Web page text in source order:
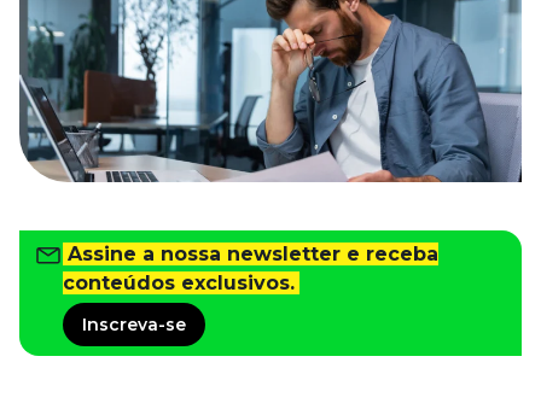
Para o Trabalhador
Tudo para facilitar a rotina
Imprensa
VR na Imprensa
Cursos
Cursos
Todos os Cursos
Explore o nosso acervo
Departamento Pessoal
Para simplificar os processos
Assine a nossa newsletter e receba
conteúdos exclusivos.
Inscreva-se